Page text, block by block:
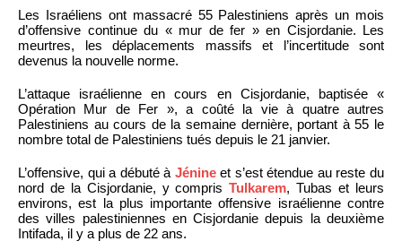
Les Israéliens ont massacré 55 Palestiniens après un mois
d’offensive continue du « mur de fer » en Cisjordanie. Les
meurtres, les déplacements massifs et l’incertitude sont
devenus la nouvelle norme.
L’attaque israélienne en cours en Cisjordanie, baptisée «
Opération Mur de Fer », a coûté la vie à quatre autres
Palestiniens au cours de la semaine dernière, portant à 55 le
nombre total de Palestiniens tués depuis le 21 janvier.
L’offensive, qui a débuté à Jénineet s’est étendue au reste du
nord de la Cisjordanie, y comprisTulkarem, Tubas et leurs
environs, est la plus importante offensive israélienne contre
des villes palestiniennes en Cisjordanie depuis la deuxième
Intifada, il y a plus de 22 ans.